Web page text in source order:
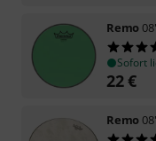
Remo
Sofort
22€
Remo